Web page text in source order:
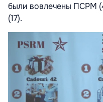
были вовлечены ПСРМ
(17).